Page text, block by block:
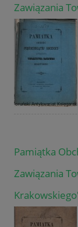
Zawiązania
Pamiątka
Zawiązania
Krakowskiego'